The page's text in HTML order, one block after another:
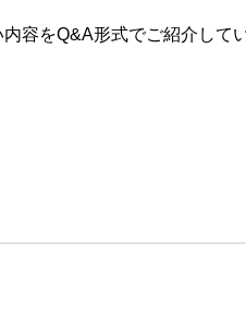
容をQ&A形式でご紹介して